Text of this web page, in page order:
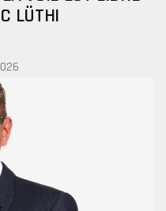
LÜTHI